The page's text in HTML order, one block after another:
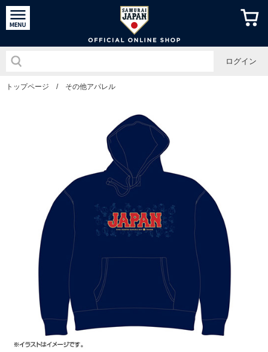
侍ジャパ
ログイン
トップページ / その他アパレル